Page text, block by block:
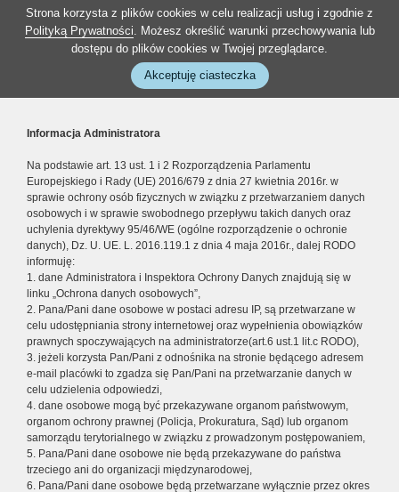
Strona korzysta z plików cookies w celu realizacji usług i zgodnie z
Polityką Prywatności. Możesz określić warunki przechowywania lub
dostępu do plików cookies w Twojej przeglądarce.
Akceptuję ciasteczka
Informacja Administratora
Na podstawie art. 13 ust. 1 i 2 Rozporządzenia Parlamentu
Europejskiego i Rady (UE) 2016/679 z dnia 27 kwietnia 2016r. w
sprawie ochrony osób fizycznych w związku z przetwarzaniem danych
osobowych i w sprawie swobodnego przepływu takich danych oraz
uchylenia dyrektywy 95/46/WE (ogólne rozporządzenie o ochronie
danych), Dz. U. UE. L. 2016.119.1 z dnia 4 maja 2016r., dalej RODO
informuję:
1. dane Administratora i Inspektora Ochrony Danych znajdują się w
linku „Ochrona danych osobowych”,
2. Pana/Pani dane osobowe w postaci adresu IP, są przetwarzane w
celu udostępniania strony internetowej oraz wypełnienia obowiązków
prawnych spoczywających na administratorze(art.6 ust.1 lit.c RODO),
3. jeżeli korzysta Pan/Pani z odnośnika na stronie będącego adresem
e-mail placówki to zgadza się Pan/Pani na przetwarzanie danych w
celu udzielenia odpowiedzi,
4. dane osobowe mogą być przekazywane organom państwowym,
organom ochrony prawnej (Policja, Prokuratura, Sąd) lub organom
samorządu terytorialnego w związku z prowadzonym postępowaniem,
5. Pana/Pani dane osobowe nie będą przekazywane do państwa
trzeciego ani do organizacji międzynarodowej,
6. Pana/Pani dane osobowe będą przetwarzane wyłącznie przez okres